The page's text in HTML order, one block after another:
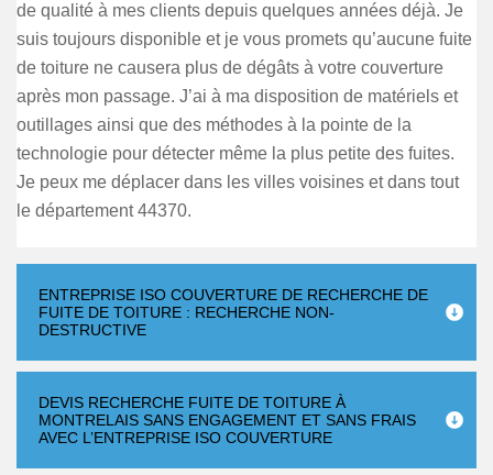
de qualité à mes clients depuis quelques années déjà. Je
suis toujours disponible et je vous promets qu’aucune fuite
de toiture ne causera plus de dégâts à votre couverture
après mon passage. J’ai à ma disposition de matériels et
outillages ainsi que des méthodes à la pointe de la
technologie pour détecter même la plus petite des fuites.
Je peux me déplacer dans les villes voisines et dans tout
le département 44370.
ENTREPRISE ISO COUVERTURE DE RECHERCHE DE
FUITE DE TOITURE : RECHERCHE NON-
DESTRUCTIVE
DEVIS RECHERCHE FUITE DE TOITURE À
MONTRELAIS SANS ENGAGEMENT ET SANS FRAIS
AVEC L’ENTREPRISE ISO COUVERTURE